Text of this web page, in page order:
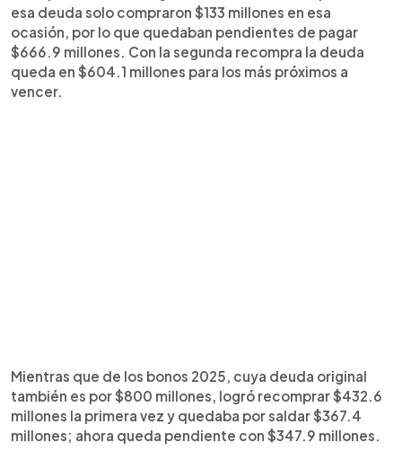
esa deuda solo compraron $133 millones en esa
ocasión, por lo que quedaban pendientes de pagar
$666.9 millones. Con la segunda recompra la deuda
queda en $604.1 millones para los más próximos a
vencer.
Mientras que de los bonos 2025, cuya deuda original
también es por $800 millones, logró recomprar $432.6
millones la primera vez y quedaba por saldar $367.4
millones; ahora queda pendiente con $347.9 millones.